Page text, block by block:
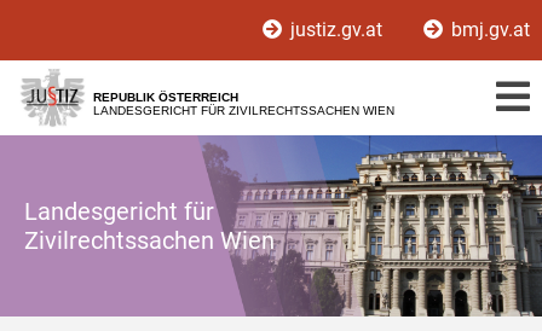
[1]
[2]
[3]
justiz.gv.at bmj.gv.at
REPUBLIK ÖSTERREICH
LANDESGERICHT FÜR ZIVILRECHTSSACHEN WIEN
Landesgericht für
Zivilrechtssachen Wien